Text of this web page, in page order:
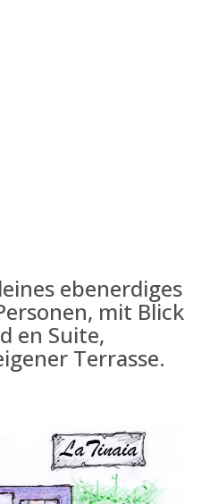
ebenerdiges
mit Blick
en Suite,
Terrasse.